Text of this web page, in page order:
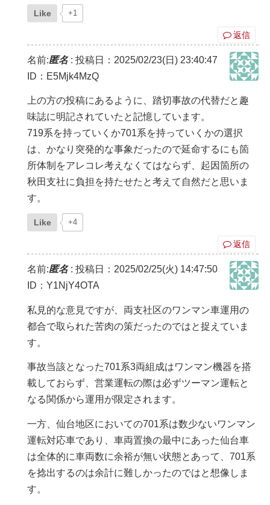
Like +1
返信
名前:匿名: 投稿日：2025/02/23(日) 23:40:47
ID：E5Mjk4MzQ
上の方の投稿にあるように、踏切事故の代替だと趣
味誌に明記されていたと記憶しています。
719系を持っていくか701系を持っていくかの選択
は、かなり突発的な事象だったので延命するにも箇
所体制をアレコレ考えなくてはならず、起因箇所の
秋田支社に負担を持たせたと考えて自然だと思いま
す。
Like +4
返信
名前:匿名: 投稿日：2025/02/25(火) 14:47:50
ID：Y1NjY4OTA
私見的な意見ですが、両支社区のワンマン車運用の
都合で取られた苦肉の策だったのではと捉えていま
す。
事故当該となった701系3両組成はワンマン機器を搭
載しておらず、営業運転の際は必ずツーマン運転と
なる関係から運用が限定されます。
一方、仙台地区においての701系は数少ないワンマン
運転対応車であり、車両置換の最中にあった仙台車
は全体的に車両数に余裕が無い状態とあって、701系
を捻出するのは余計に難しかったのではと想像しま
す。